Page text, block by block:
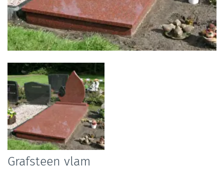
Foto
album
overslaan
Grafsteen vlam